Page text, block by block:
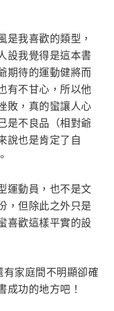
是我喜歡的類型，
設我覺得是這本書
期待的運動健將而
有不甘心，所以他
敗，真的蠻讓人心
是不良品（相對爺
說也是肯定了自
運動員，也不是文
，但除此之外只是
喜歡這樣平實的設
家庭間不明顯卻確
成功的地方吧！